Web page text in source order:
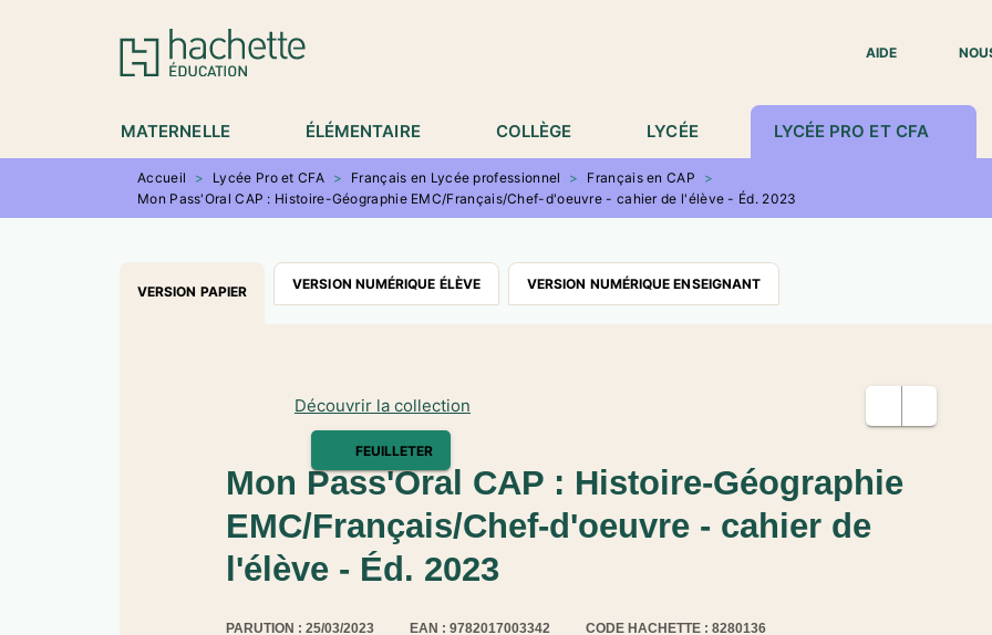
MENU RECHERCHE
AIDE
MATERNELLE ÉLÉMENTAIRE COLLÈGE LYCÉE LYCÉE PRO ET CFA
Accueil > Lycée Pro et CFA > Français en Lycée professionnel > Français en CAP
>
Mon Pass'Oral CAP : Histoire-Géographie EMC/Français/Chef-d'oeuvre - cahier de l'élève - Éd. 2023
VERSION PAPIER VERSION NUMÉRIQUE ÉLÈVE VERSION NUMÉRIQUE ENSEIGNANT
FEUILLETER
Découvrir la collection
Mon Pass'Oral CAP : Histoire-Géographie
EMC/Français/Chef-d'oeuvre - cahier de
l'élève - Éd. 2023
PARUTION : 25/03/2023 EAN : 9782017003342 CODE HACHETTE : 8280136